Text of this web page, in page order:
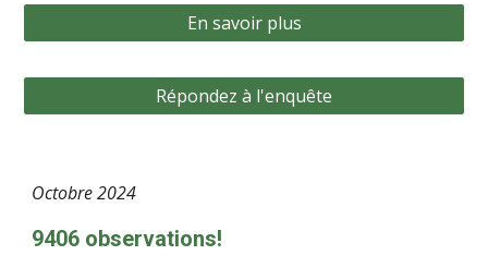
En savoir plus
Répondez à l'enquête
Octobre 2024
9406 observations!